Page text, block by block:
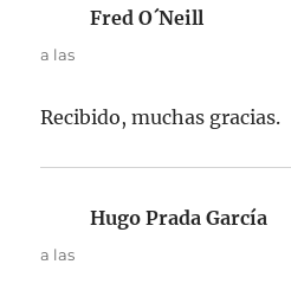
Fred O´Neill
a las
Recibido, muchas gracias.
Hugo Prada García
a las